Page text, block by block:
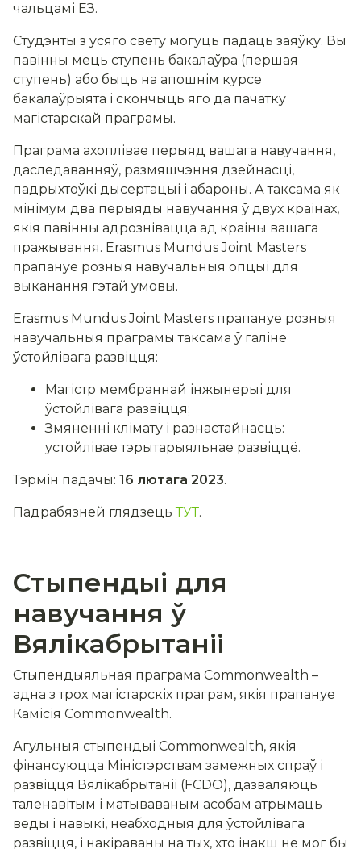
чальцамі ЕЗ.
Студэнты з усяго свету могуць падаць заяўку. Вы
павінны мець ступень бакалаўра (першая
ступень) або быць на апошнім курсе
бакалаўрыята і скончыць яго да пачатку
магістарскай праграмы.
Праграма ахоплівае перыяд вашага навучання,
даследаванняў, размяшчэння дзейнасці,
падрыхтоўкі дысертацыі і абароны. А таксама як
мінімум два перыяды навучання ў двух краінах,
якія павінны адрознівацца ад краіны вашага
пражывання. Erasmus Mundus Joint Masters
прапануе розныя навучальныя опцыі для
выканання гэтай умовы.
Erasmus Mundus Joint Masters прапануе розныя
навучальныя праграмы таксама ў галіне
ўстойлівага развіцця:
Магістр мембраннай інжынерыі для
ўстойлівага развіцця;
Змяненні клімату і разнастайнасць:
устойлівае тэрытарыяльнае развіццё.
Тэрмін падачы: 16 лютага 2023.
Падрабязней глядзецьТУТ.
Стыпендыі для
навучання ў
Вялікабрытаніі
Стыпендыяльная праграма Сommonwealth –
адна з трох магістарскіх праграм, якія прапануе
Камісія Сommonwealth.
Агульныя стыпендыі Сommonwealth, якія
фінансуюцца Міністэрствам замежных спраў і
развіцця Вялікабрытаніі (FCDO), дазваляюць
таленавітым і матываваным асобам атрымаць
веды і навыкі, неабходныя для ўстойлівага
развіцця, і накіраваны на тых, хто інакш не мог бы